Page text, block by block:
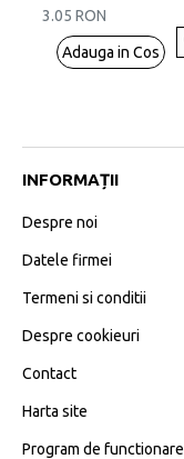
3.05 RON
Adauga in Cos
INFORMAȚII
Despre noi
Datele firmei
Termeni si conditii
Despre cookieuri
Contact
Harta site
Program de functionare